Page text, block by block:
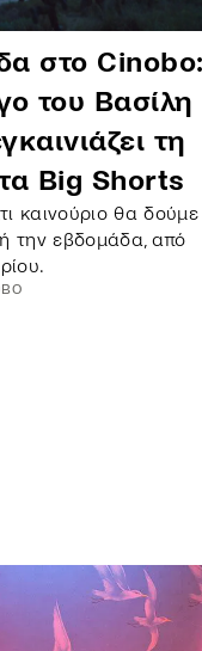
στο Cinobo:
του Βασίλη
τη
Big Shorts
καινούριο θα δούμε
την εβδομάδα, από